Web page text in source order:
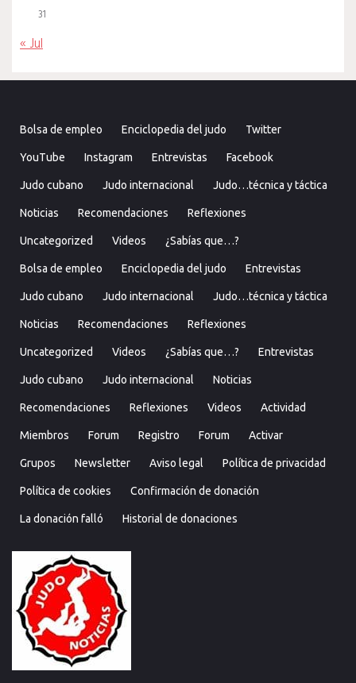
31
« Jul
Bolsa de empleo Enciclopedia del judo Twitter
YouTube Instagram Entrevistas Facebook
Judo cubano Judo internacional Judo…técnica y táctica
Noticias Recomendaciones Reflexiones
Uncategorized Videos ¿Sabías que…?
Bolsa de empleo Enciclopedia del judo Entrevistas
Judo cubano Judo internacional Judo…técnica y táctica
Noticias Recomendaciones Reflexiones
Uncategorized Videos ¿Sabías que…? Entrevistas
Judo cubano Judo internacional Noticias
Recomendaciones Reflexiones Videos Actividad
Miembros Forum Registro Forum Activar
Grupos Newsletter Aviso legal Política de privacidad
Política de cookies Confirmación de donación
La donación falló Historial de donaciones